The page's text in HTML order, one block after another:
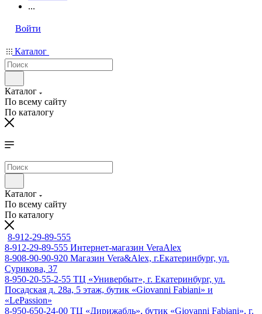
...
Войти
Каталог
Каталог
По всему сайту
По каталогу
Каталог
По всему сайту
По каталогу
8-912-29-89-555
8-912-29-89-555 Интернет-магазин VeraAlex
8-908-90-90-920 Магазин Vera&Alex, г.Екатеринбург, ул.
Сурикова, 37
8-950-20-55-2-55 ТЦ «Универбыт», г. Екатеринбург, ул.
Посадская д. 28а, 5 этаж, бутик «Giovanni Fabiani» и
«LePassion»
8-950-650-24-00 ТЦ «Дирижабль», бутик «Giovanni Fabiani», г.